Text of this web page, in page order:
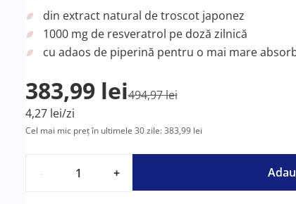
din extract natural de troscot japonez
1000 mg de resveratrol pe doză zilnică
cu adaos de piperină pentru o mai mare
383,99 lei494,97 lei
4,27 lei/zi
Cel mai mic preț în ultimele 30 zile: 383,99 lei
+